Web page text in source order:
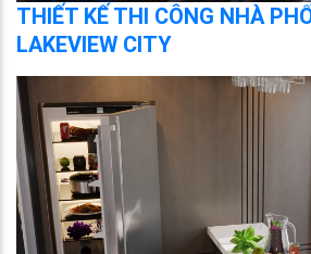
THIẾT KẾ THI CÔNG NHÀ
LAKEVIEW CITY